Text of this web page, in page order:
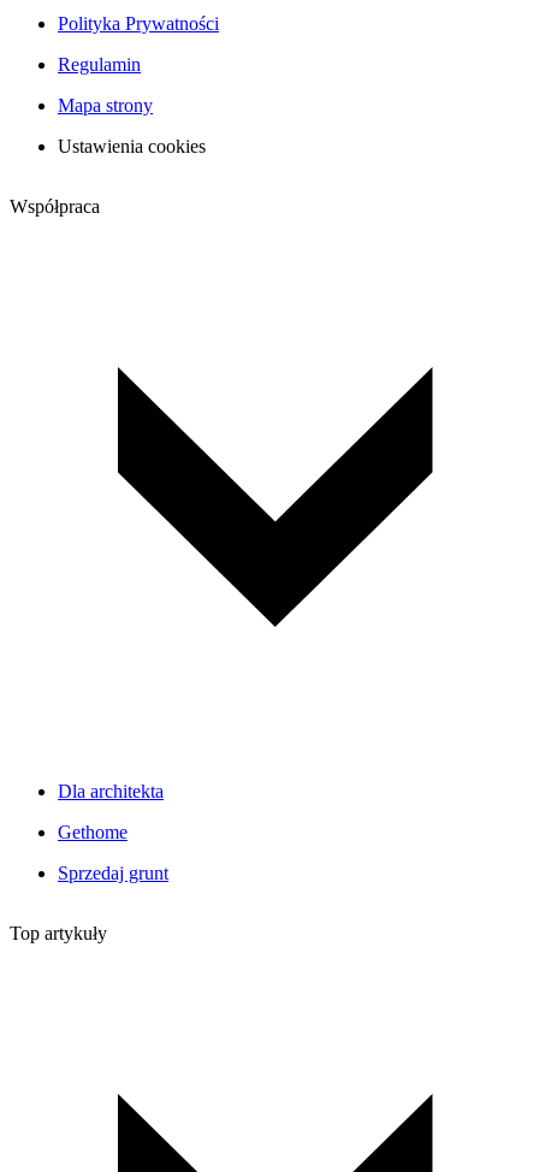
Polityka Prywatności
Regulamin
Mapa strony
Ustawienia cookies
Współpraca
Dla architekta
Gethome
Sprzedaj grunt
Top artykuły